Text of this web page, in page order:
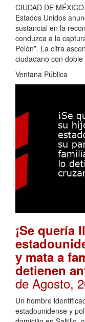
CIUDAD DE
Estados Unidos
sustancial en la
conduzca a la
Pelón”. La cifra
ciudadano con
Ventana Pública
¡Se quería
y mata a
detienen
de Agosto,
Un hombre
estadounidense y